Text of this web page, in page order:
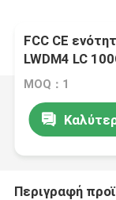
FCC CE
LWDM4 LC
MOQ：1
Περιγραφή